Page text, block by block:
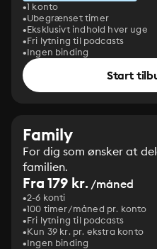
1 konto
Ubegrænset timer
Eksklusivt indhold hver uge
Fri lytning til podcasts
Ingen binding
Start
Family
For dig som ønsker at
familien.
Fra 179 kr./måned
2-6 konti
100 timer/måned pr. konto
Fri lytning til podcasts
Kun 39 kr. pr. ekstra konto
Ingen binding